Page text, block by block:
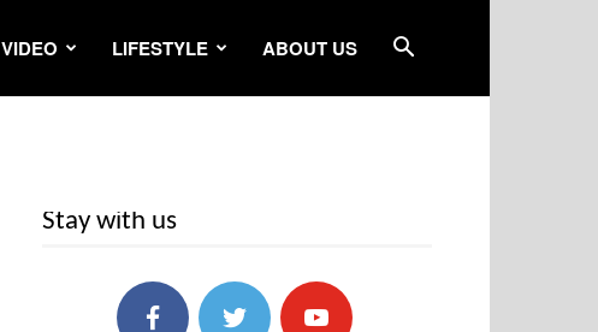
VIDEO LIFESTYLE ABOUT US
Stay with us